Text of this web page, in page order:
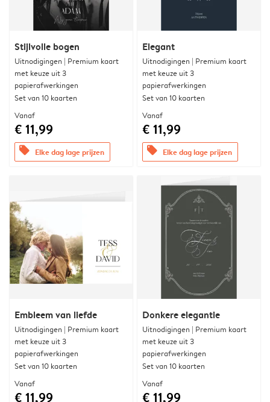
Stijlvolle bogen
Uitnodigingen | Premium kaart
met keuze uit 3
papierafwerkingen
Set van 10 kaarten
Vanaf
€ 11,99
offers Elke dag lage prijzen
Elegant
Uitnodigingen | Premium kaart
met keuze uit 3
papierafwerkingen
Set van 10 kaarten
Vanaf
€ 11,99
offers Elke dag lage prijzen
Embleem van liefde
Uitnodigingen | Premium kaart
met keuze uit 3
papierafwerkingen
Set van 10 kaarten
Vanaf
€ 11,99
Donkere elegantie
Uitnodigingen | Premium kaart
met keuze uit 3
papierafwerkingen
Set van 10 kaarten
Vanaf
€ 11,99